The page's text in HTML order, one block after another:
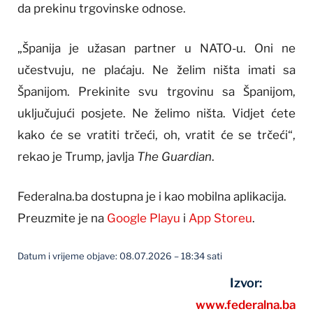
da prekinu trgovinske odnose.
„Španija je užasan partner u NATO-u. Oni ne
učestvuju, ne plaćaju. Ne želim ništa imati sa
Španijom. Prekinite svu trgovinu sa Španijom,
uključujući posjete. Ne želimo ništa. Vidjet ćete
kako će se vratiti trčeći, oh, vratit će se trčeći“,
rekao je Trump, javlja The Guardian.
Federalna.ba dostupna je i kao mobilna aplikacija.
Preuzmite je na Google Playu i App Storeu.
Datum i vrijeme objave: 08.07.2026 – 18:34 sati
Izvor:
www.federalna.ba